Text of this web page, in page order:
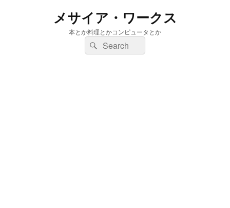
メサイア・ワークス
本とか料理とかコンピュータとか
検
索:
検
索